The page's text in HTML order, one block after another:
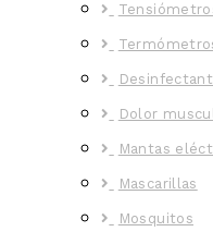
Dolor
Mantas
Mascarillas
Mosquitos